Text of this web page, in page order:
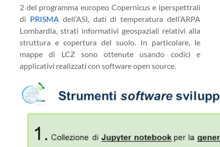
2 del programma europeo Copernicus e iperspettrali
di PRISMAdell’ASI, dati di temperatura dell’ARPA
Lombardia, strati informativi geospaziali relativi alla
struttura e copertura del suolo. In particolare, le
mappe di LCZ sono ottenute usando codici e
applicativi realizzati con software open source.